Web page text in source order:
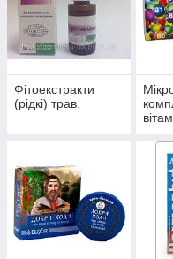
Фітоекстракти
(рідкі) трав.